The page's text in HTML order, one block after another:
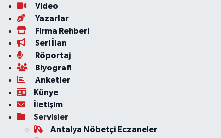
Video
Yazarlar
Firma Rehberi
Seri İlan
Röportaj
Biyografi
Anketler
Künye
İletişim
Servisler
Antalya Nöbetçi Eczaneler